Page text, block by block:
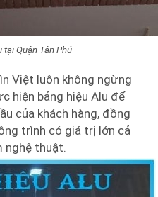
tại Quận Tân Phú
Việt luôn không ngừng
hiện bảng hiệu Alu để
của khách hàng, đồng
trình có giá trị lớn cả
nghệ thuật.